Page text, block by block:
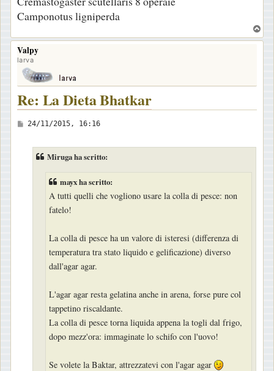
Camponotus ligniperda
o
Valpy
larva
Re: La Dieta Bhatkar
M
24/11/2015, 16:16
Miruga ha scritto:
mayx ha scritto:
A tutti quelli che vogliono usare la colla di pesce: non
fatelo!
La colla di pesce ha un valore di isteresi (differenza di
temperatura tra stato liquido e gelificazione) diverso
dall'agar agar.
L'agar agar resta gelatina anche in arena, forse pure col
tappetino riscaldante.
La colla di pesce torna liquida appena la togli dal frigo,
dopo mezz'ora: immaginate lo schifo con l'uovo!
Se volete la Baktar, attrezzatevi con l'agar agar